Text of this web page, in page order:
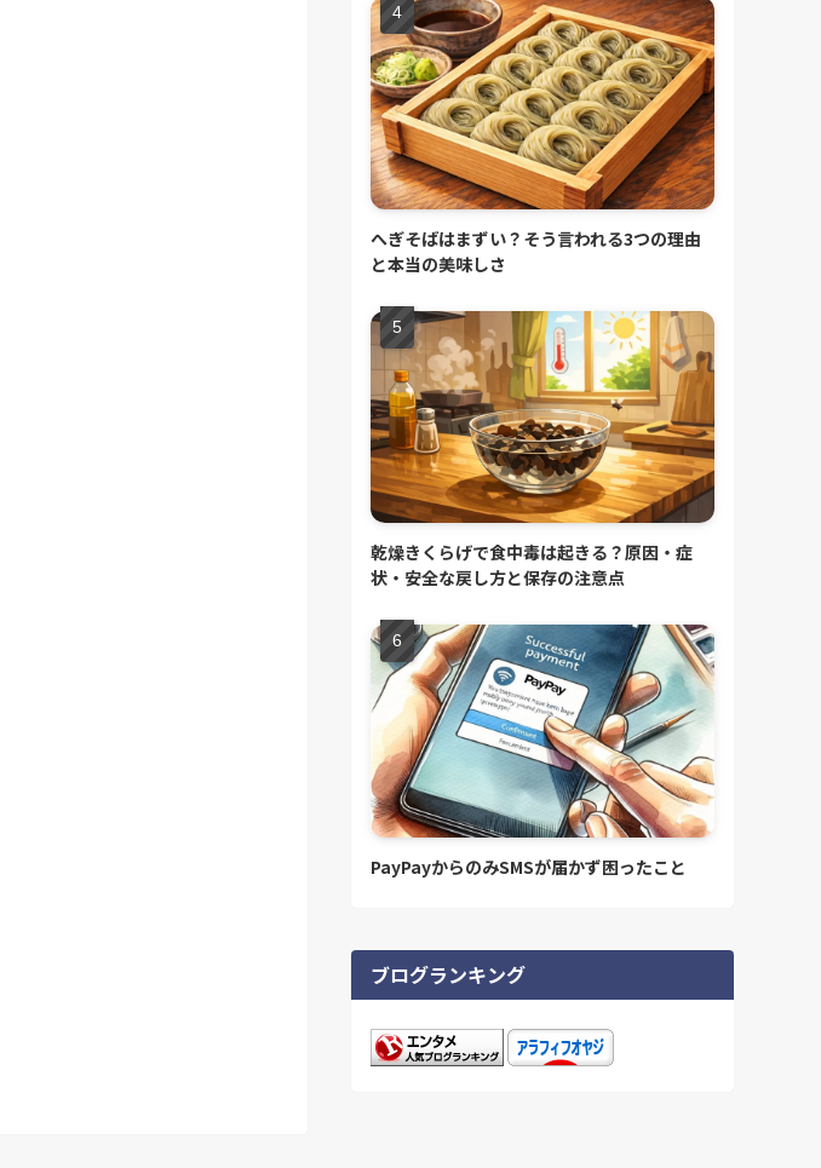
へぎそばはまずい？そう言われる3つの理由
と本当の美味しさ
乾燥きくらげで食中毒は起きる？原因・症
状・安全な戻し方と保存の注意点
PayPayからのみSMSが届かず困ったこと
ブログランキング